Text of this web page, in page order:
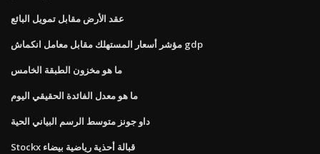
عقد الأرض مقابل تمويل البائع
مؤشر أسعار المستهلك مقابل معامل انكماش gdp
ما هو مخزون الطبقة الخامس
ما هو معدل الفائدة الحقيقي اليوم
داو جونز متوسط ​​الرسم البياني الحية
Stockx قبالة أحذية رياضية بيضاء